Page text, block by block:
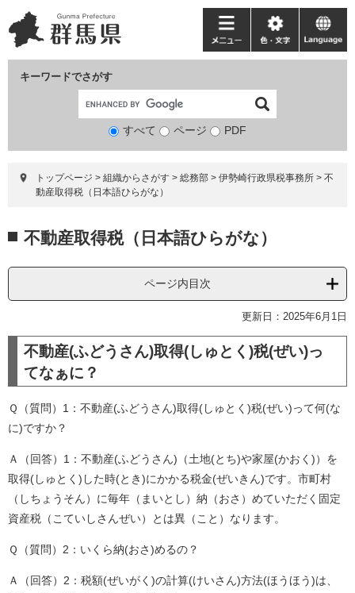
ー
ジ
ニ
ュ
て
キーワードでさがす
検
象
すべて ページ PDF
メ
ニ
ー
色・
文
language
トップページ > 組織からさがす > 総務部 > 伊勢崎行政県税事務所 > 不
動産取得税（日本語ひらがな）
文 不動産取得税（日本語ひらがな）
ページ内目次
更新日：2025年6月1日
不動産(ふどうさん)取得(しゅとく)税(ぜい)っ
てなぁに？
Ｑ（質問）1：不動産(ふどうさん)取得(しゅとく)税(ぜい)って何(な
に)ですか？
Ａ（回答）1：不動産(ふどうさん)（土地(とち)や家屋(かおく)）を
取得(しゅとく)した時(とき)にかかる税金(ぜいきん)です。市町村
（しちょうそん）に毎年（まいとし）納（おさ）めていただく固定
資産税（こていしさんぜい）とは異（こと）なります。
Ｑ（質問）2：いくら納(おさ)めるの？
Ａ（回答）2：税額(ぜいがく)の計算(けいさん)方法(ほうほう)は、